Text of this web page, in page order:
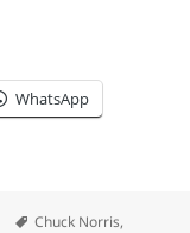
WhatsApp
Tags
Chuck Norris,